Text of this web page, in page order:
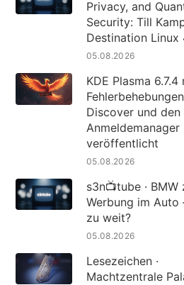
Privacy, and
Security: Till
Destination Linux
05.08.2026
KDE Plasma 6.7.4
Discover und den
Anmeldemanager
veröffentlicht
05.08.2026
s3n📺tube · BMW
Werbung im Auto
zu weit?
05.08.2026
Lesezeichen ·
Machtzentrale